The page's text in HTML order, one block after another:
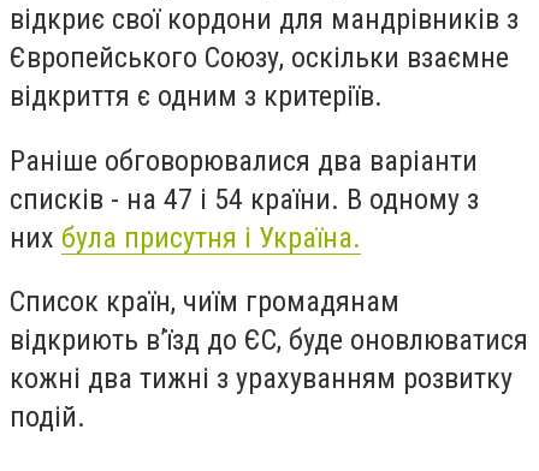
відкриє свої кордони для мандрівників з
Європейського Союзу, оскільки взаємне
відкриття є одним з критеріїв.
Раніше обговорювалися два варіанти
списків - на 47 і 54 країни. В одному з
них була присутня і Україна.
Список країн, чиїм громадянам
відкриють в’їзд до ЄС, буде оновлюватися
кожні два тижні з урахуванням розвитку
подій.